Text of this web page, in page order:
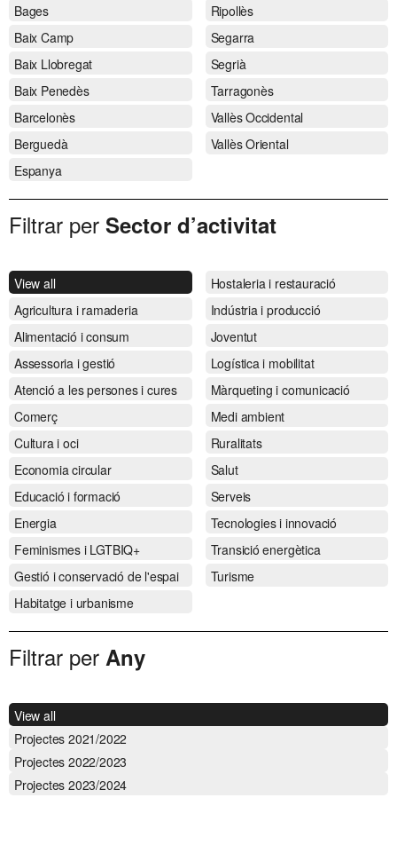
Bages
Baix Camp
Baix Llobregat
Baix Penedès
Barcelonès
Berguedà
Espanya
Ripollès
Segarra
Segrià
Tarragonès
Vallès Occidental
Vallès Oriental
Filtrar per Sector d’activitat
View all
Agricultura i ramaderia
Alimentació i consum
Assessoria i gestió
Atenció a les persones i cures
Comerç
Cultura i oci
Economia circular
Educació i formació
Energia
Feminismes i LGTBIQ+
Gestió i conservació de l'espai
Habitatge i urbanisme
Hostaleria i restauració
Indústria i producció
Joventut
Logística i mobilitat
Màrqueting i comunicació
Medi ambient
Ruralitats
Salut
Serveis
Tecnologies i innovació
Transició energètica
Turisme
Filtrar per Any
View all
Projectes 2021/2022
Projectes 2022/2023
Projectes 2023/2024